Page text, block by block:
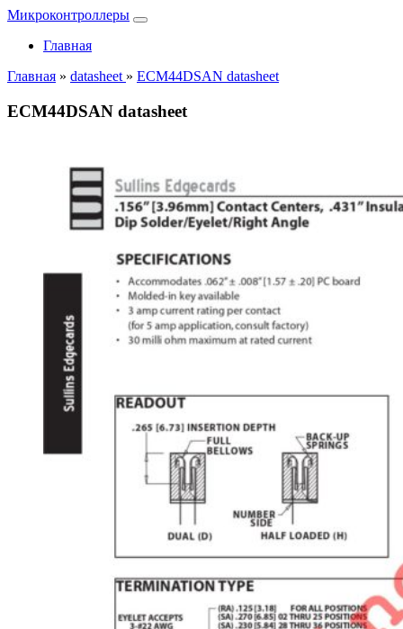
Микроконтроллеры
Главная
Главная » datasheet » ECM44DSAN datasheet
ECM44DSAN datasheet